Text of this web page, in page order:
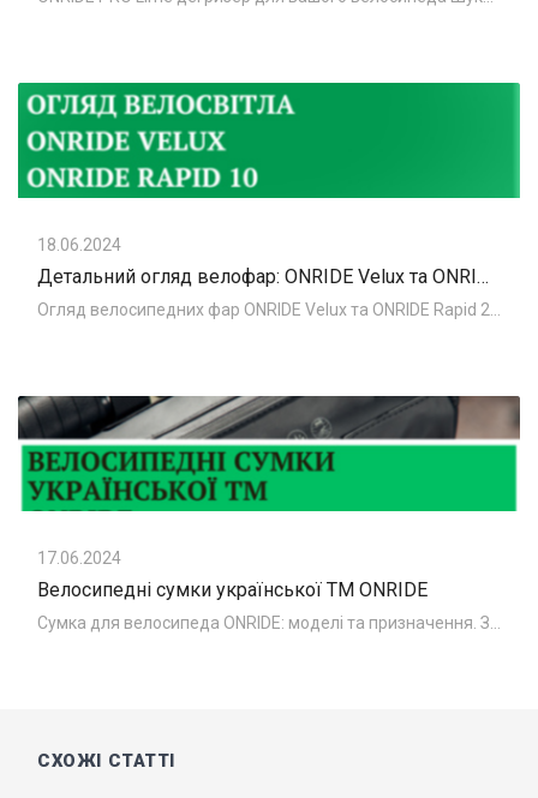
18.06.2024
Детальний огляд велофар: ONRIDE Velux та ONRIDE Rapid 10
17.06.2024
Велосипедні сумки української ТМ ONRIDE
СХОЖІ СТАТТІ